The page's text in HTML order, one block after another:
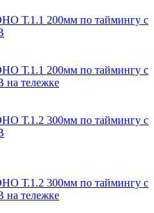
Т.1.1 200мм по таймингу c
Т.1.1 200мм по таймингу c
тележке
Т.1.2 300мм по таймингу c
Т.1.2 300мм по таймингу c
тележке